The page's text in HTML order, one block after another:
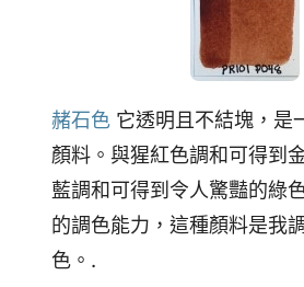
赭石色 它透明且不結塊，是
顏料。與猩紅色調和可得到
藍調和可得到令人驚豔的綠
的調色能力，這種顏料是我
色。.